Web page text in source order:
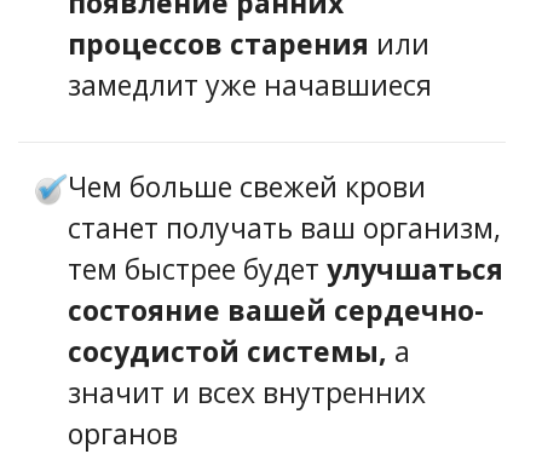
процессов старения или
замедлит уже начавшиеся
Чем больше свежей крови
станет получать ваш организм,
тем быстрее будетулучшаться
состояние вашей сердечно-
сосудистой системы, а
значит и всех внутренних
органов